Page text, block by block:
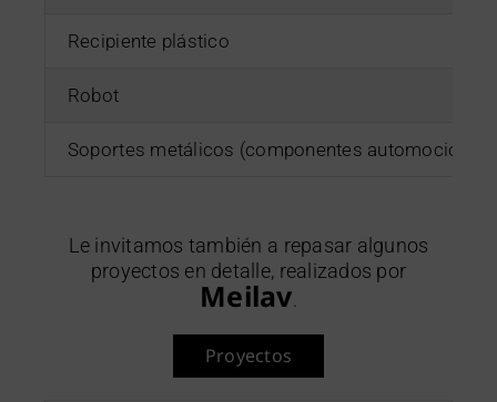
Recipiente plástico
Robot
Soportes metálicos (componentes automoción
Le invitamos también a repasar algunos
proyectos en detalle, realizados por
Meilav
Proyectos